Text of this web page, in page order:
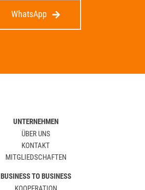
WhatsApp
UNTERNEHMEN
ÜBER UNS
KONTAKT
MITGLIEDSCHAFTEN
BUSINESS TO BUSINESS